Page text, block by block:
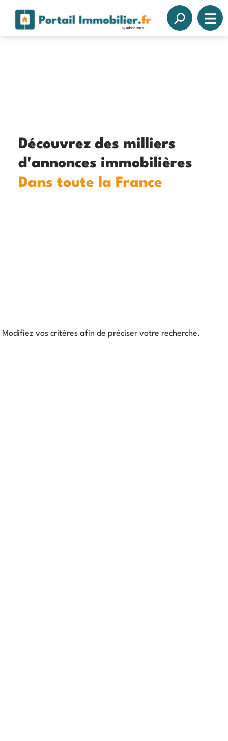
Découvrez des milliers
d'annonces immobilières
Dans toute la France
Modifiez vos critères afin de préciser votre recherche.